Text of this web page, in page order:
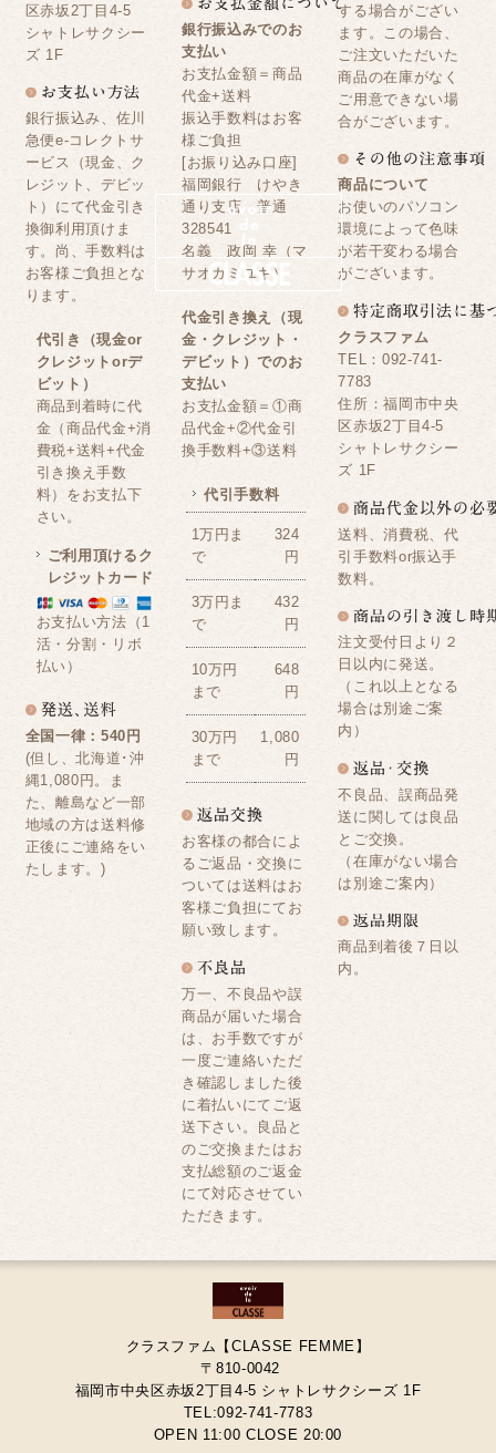
区赤坂2丁目4-5
シャトレサクシー
ズ 1F
銀行振込み、佐川
急便e-コレクトサ
ービス（現金、ク
レジット、デビッ
ト）にて代金引き
換御利用頂けま
す。尚、手数料は
お客様ご負担とな
ります。
代引き（現金or
クレジットorデ
ビット）
商品到着時に代
金（商品代金+消
費税+送料+代金
引き換え手数
料）をお支払下
さい。
ご利用頂けるク
レジットカード
お支払い方法（1
活・分割・リボ
払い）
全国一律：540円
(但し、北海道･沖
縄1,080円。ま
た、離島など一部
地域の方は送料修
正後にご連絡をい
たします。)
銀行振込みでのお
支払い
お支払金額＝商品
代金+送料
振込手数料はお客
様ご負担
[お振り込み口座]
福岡銀行 けやき
通り支店 普通
328541
名義 政岡 幸（マ
サオカミユキ）
代金引き換え（現
金・クレジット・
デビット）でのお
支払い
お支払金額＝①商
品代金+②代金引
換手数料+③送料
代引手数料
1万円ま
で
324
円
3万円ま
で
432
円
10万円
まで
648
円
30万円
まで
1,080
円
お客様の都合によ
るご返品・交換に
ついては送料はお
客様ご負担にてお
願い致します。
万一、不良品や誤
商品が届いた場合
は、お手数ですが
一度ご連絡いただ
き確認しました後
に着払いにてご返
送下さい。良品と
のご交換またはお
支払総額のご返金
にて対応させてい
ただきます。
する場合がござい
ます。この場合、
ご注文いただいた
商品の在庫がなく
ご用意できない場
合がございます。
商品について
お使いのパソコン
環境によって色味
が若干変わる場合
がございます。
クラスファム
TEL：092-741-
7783
住所：福岡市中央
区赤坂2丁目4-5
シャトレサクシー
ズ 1F
送料、消費税、代
引手数料or振込手
数料。
注文受付日より２
日以内に発送。
（これ以上となる
場合は別途ご案
内）
不良品、誤商品発
送に関しては良品
とご交換。
（在庫がない場合
は別途ご案内）
商品到着後７日以
内。
クラスファム【CLASSE FEMME】
〒810-0042
福岡市中央区赤坂2丁目4-5 シャトレサクシーズ 1F
TEL:092-741-7783
OPEN 11:00 CLOSE 20:00